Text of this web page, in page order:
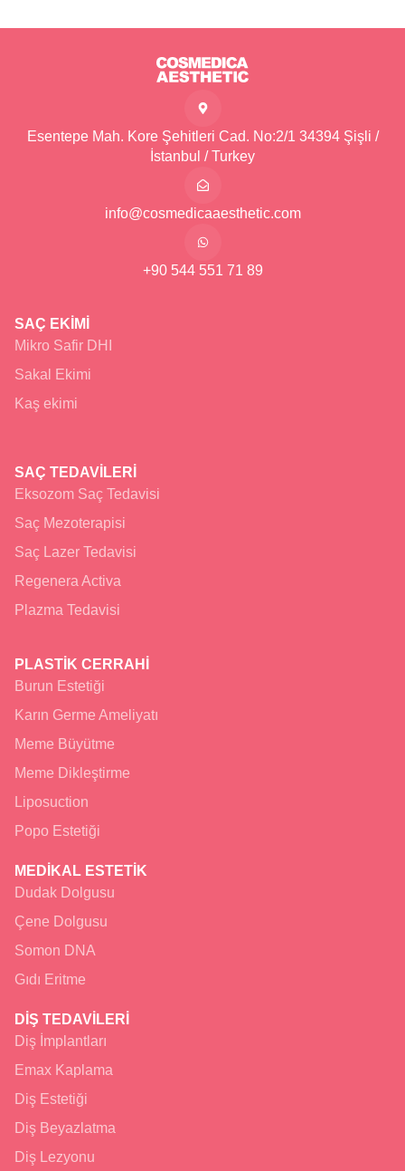
Esentepe Mah. Kore Şehitleri Cad. No:2/1 34394 Şişli /
İstanbul / Turkey
info@cosmedicaaesthetic.com
+90 544 551 71 89
SAÇ EKİMİ
Mikro Safir DHI
Sakal Ekimi
Kaş ekimi
SAÇ TEDAVİLERİ
Eksozom Saç Tedavisi
Saç Mezoterapisi
Saç Lazer Tedavisi
Regenera Activa
Plazma Tedavisi
PLASTİK CERRAHİ
Burun Estetiği
Karın Germe Ameliyatı
Meme Büyütme
Meme Dikleştirme
Liposuction
Popo Estetiği
MEDİKAL ESTETİK
Dudak Dolgusu
Çene Dolgusu
Somon DNA
Gıdı Eritme
DİŞ TEDAVİLERİ
Diş İmplantları
Emax Kaplama
Diş Estetiği
Diş Beyazlatma
Diş Lezyonu